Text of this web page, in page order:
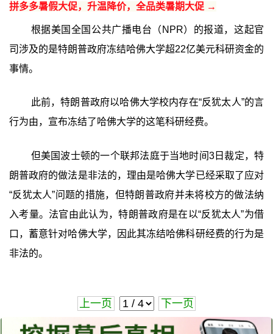
拼多多暑假大促，升温降价，全品类暑期大促 →
根据美国全国公共广播电台（NPR）的报道，这起官
司涉及的是特朗普政府冻结哈佛大学超22亿美元科研资金的
事情。
此前，特朗普政府以哈佛大学校内存在“反犹太人”的言
行为由，宣布冻结了哈佛大学的这笔科研经费。
但美国波士顿的一个联邦法庭于当地时间3日裁定，特
朗普政府的做法是非法的，理由是哈佛大学已经采取了应对
“反犹太人”问题的措施，但特朗普政府并未将校方的做法纳
入考量。法官由此认为，特朗普政府是在以“反犹太人”为借
口，蓄意针对哈佛大学，因此其冻结哈佛科研经费的行为是
非法的。
上一页 下一页